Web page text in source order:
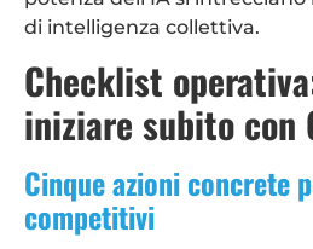
di intelligenza collettiva.
Checklist
iniziare subito con
Cinque azioni concrete
competitivi